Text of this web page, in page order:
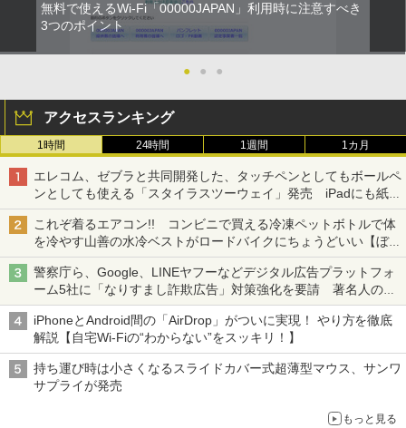
無料で使えるWi-Fi「00000JAPAN」利用時に注意すべき
3つのポイント
● ● ●
アクセスランキング
1時間 24時間 1週間 1カ月
エレコム、ゼブラと共同開発した、タッチペンとしてもボールペ
ンとしても使える「スタイラスツーウェイ」発売 iPadにも紙に
も、持ち替えずに書き込める
これぞ着るエアコン!! コンビニで買える冷凍ペットボトルで体
を冷やす山善の水冷ベストがロードバイクにちょうどいい【ぼっ
ち・ざ・ろーど！その14】【空いた時間でなにしてる？】
警察庁ら、Google、LINEヤフーなどデジタル広告プラットフォ
ーム5社に「なりすまし詐欺広告」対策強化を要請 著名人の写
真や映像を使った投資詐欺などへの対策として
iPhoneとAndroid間の「AirDrop」がついに実現！ やり方を徹底
解説【自宅Wi-Fiの“わからない”をスッキリ！】
持ち運び時は小さくなるスライドカバー式超薄型マウス、サンワ
サプライが発売
もっと見る